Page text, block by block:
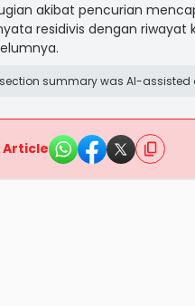
akibat pencurian
residivis dengan riwayat
summary was AI-
Article